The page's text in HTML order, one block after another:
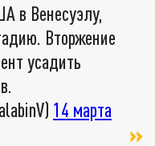
в Венесуэлу,
Вторжение
усадить
14 марта